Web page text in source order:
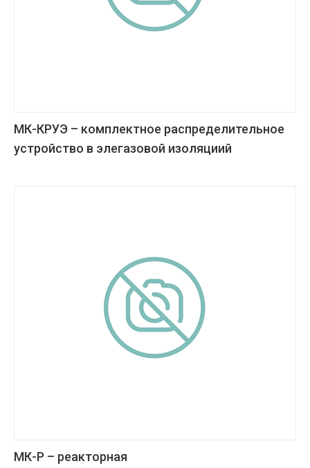
МК-КРУЭ – комплектное распределительное
устройство в элегазовой изоляциий
МК-Р – реакторная